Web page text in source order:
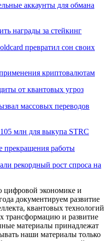
аккаунты для обмана
награды за стейкинг
превратил сон своих
криптовалютам
от квантовых угроз
массовых переводов
млн для выкупа STRC
прекращения работы
рекордный рост спроса на
экономике и
документируем развитие
квантовых технологий
трансформацию и развитие
материалы принадлежат
наши материалы только